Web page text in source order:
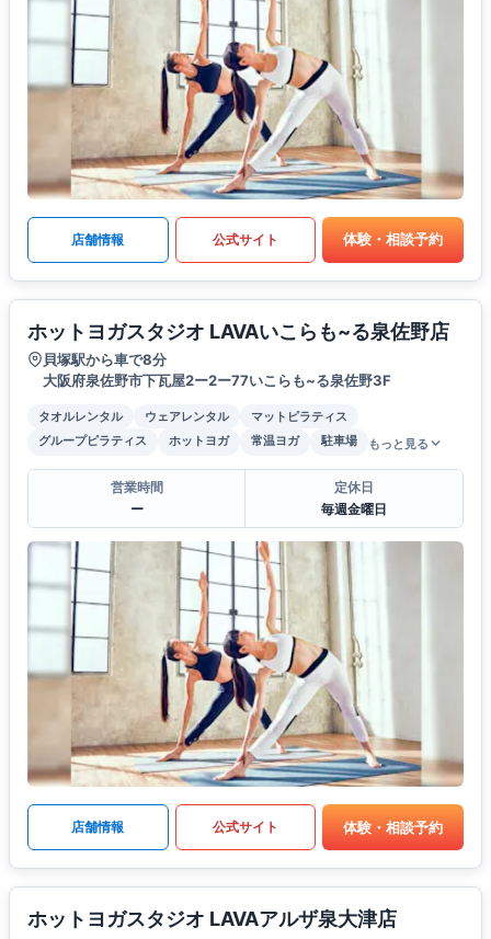
店舗情報 公式サイト 体験・相談予約
ホットヨガスタジオ LAVAいこらも~る泉佐野店
貝塚駅から車で8分
大阪府泉佐野市下瓦屋2ー2ー77いこらも~る泉佐野3F
タオルレンタル ウェアレンタル
マットピラティス
グループピラティス
ホットヨガ 常温ヨガ 駐車場 もっと見る
営業時間
ー
定休日
毎週金曜日
店舗情報 公式サイト 体験・相談予約
ホットヨガスタジオ LAVAアルザ泉大津店